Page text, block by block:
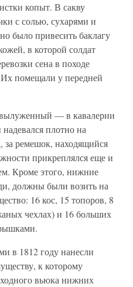
копыт. В сакву
с солью, сухарями и
было привесить баклагу
в которой солдат
сена в походе
помещали у передней
— в кавалерии
плотно на
за ремешок, находящийся
прикреплялся еще и
Кроме этого, нижние
должны были возить на
16 кос, 15 топоров, 8
чехлах) и 16 больших
в 1812 году нанесли
к которому
вьюка нижних